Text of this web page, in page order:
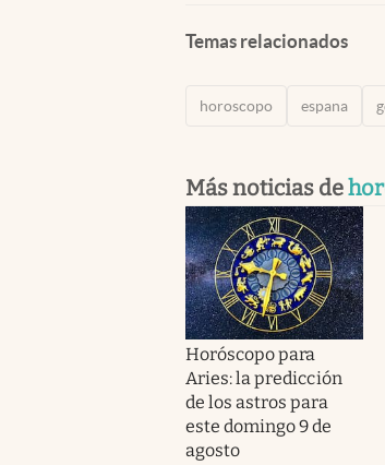
Temas relacionados
horoscopo espana
Más noticias de
Horóscopo para
Aries: la predicción
de los astros para
este domingo 9 de
agosto